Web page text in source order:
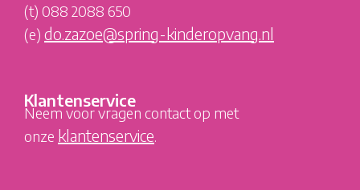
(t) 088 2088 650
(e) do.zazoe@spring-kinderopvang.nl
Klantenservice
Neem voor vragen contact op met
onze klantenservice